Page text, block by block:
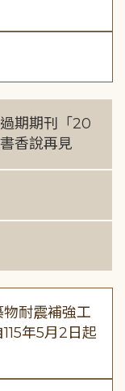
期期刊「20
香說再見
物耐震補強工
年5月2日起